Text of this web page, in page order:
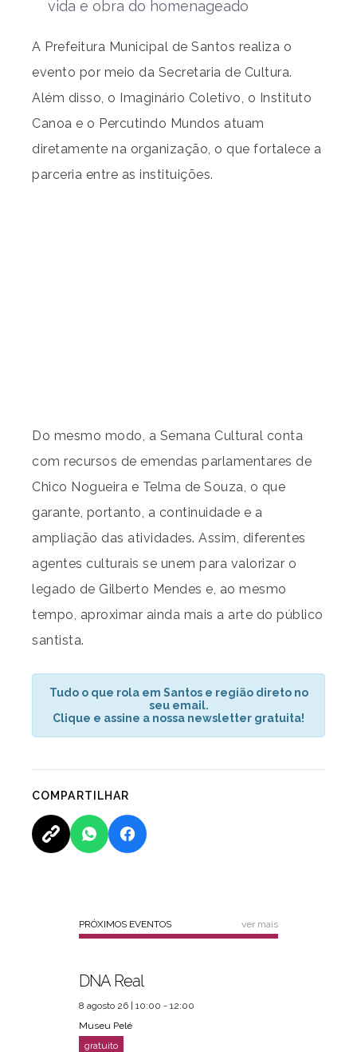
vida e obra do homenageado
A Prefeitura Municipal de Santos realiza o
evento por meio da Secretaria de Cultura.
Além disso, o Imaginário Coletivo, o Instituto
Canoa e o Percutindo Mundos atuam
diretamente na organização, o que fortalece a
parceria entre as instituições.
Do mesmo modo, a Semana Cultural conta
com recursos de emendas parlamentares de
Chico Nogueira e Telma de Souza, o que
garante, portanto, a continuidade e a
ampliação das atividades. Assim, diferentes
agentes culturais se unem para valorizar o
legado de Gilberto Mendes e, ao mesmo
tempo, aproximar ainda mais a arte do público
santista.
Tudo o que rola em Santos e região direto no
seu email.
Clique e assine a nossa newsletter gratuita!
COMPARTILHAR
PRÓXIMOS EVENTOS ver mais
DNA Real
8 agosto 26 | 10:00 - 12:00
Museu Pelé